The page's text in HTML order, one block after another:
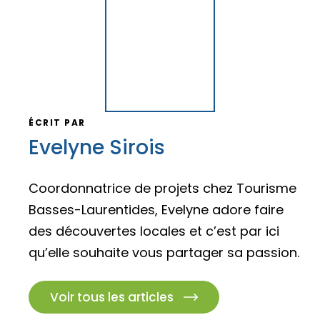
ÉCRIT PAR
Evelyne Sirois
Coordonnatrice de projets chez Tourisme
Basses-Laurentides, Evelyne adore faire
des découvertes locales et c’est par ici
qu’elle souhaite vous partager sa passion.
Voir tous les articles